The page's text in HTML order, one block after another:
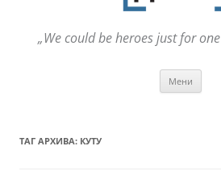
„We could be heroes just for
Мени
ТАГ АРХИВА: КУТУ